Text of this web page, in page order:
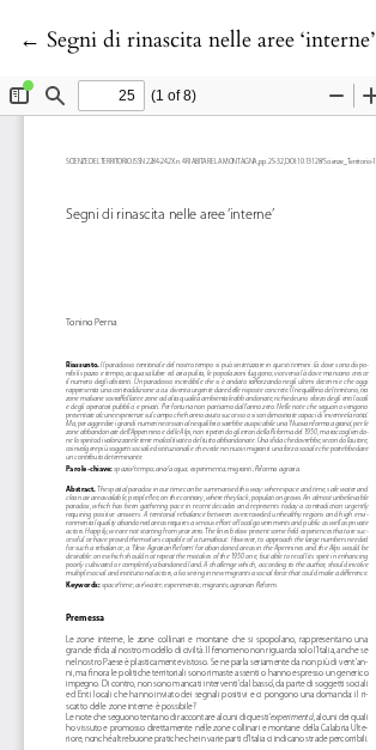
← Return to Article Details
Segni di rinascita nelle aree ‘interne’